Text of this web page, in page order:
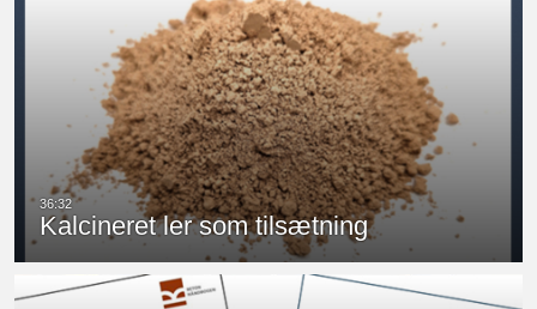
Kalcineret ler som tilsætning